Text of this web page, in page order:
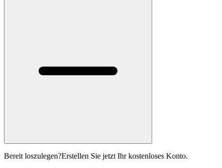
Bereit loszulegen?Erstellen Sie jetzt Ihr kostenloses Konto.